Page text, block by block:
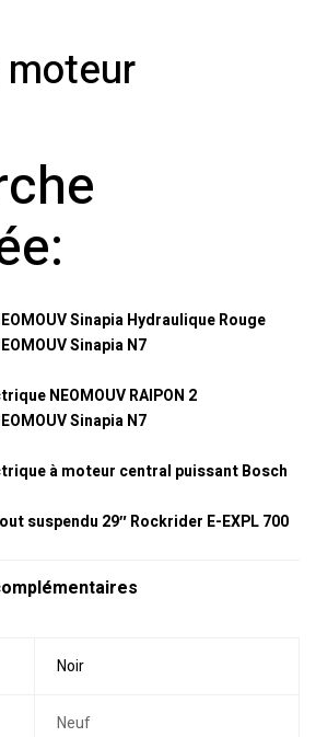
Sinapia Hydraulique Rouge
Sinapia N7
NEOMOUV RAIPON 2
Sinapia N7
à moteur central puissant Bosch
suspendu 29″ Rockrider E-EXPL 700
Noir
Neuf